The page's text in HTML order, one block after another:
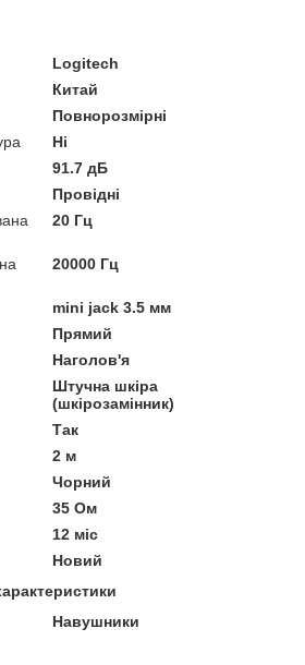
Logitech
Китай
Повнорозмірні
Ні
91.7 дБ
Провідні
20 Гц
20000 Гц
mini jack 3.5 мм
Прямий
Наголов'я
Штучна шкіра
(шкірозамінник)
Так
2 м
Чорний
35 Ом
12 міс
Новий
Навушники